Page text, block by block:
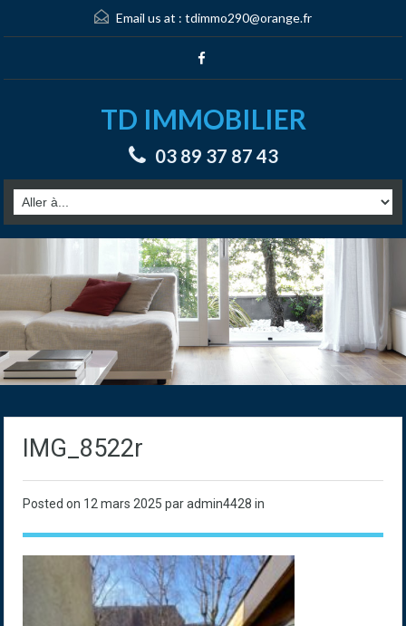
Email us at : tdimmo290@orange.fr
TD IMMOBILIER
03 89 37 87 43
IMG_8522r
Posted on 12 mars 2025 par admin4428 in